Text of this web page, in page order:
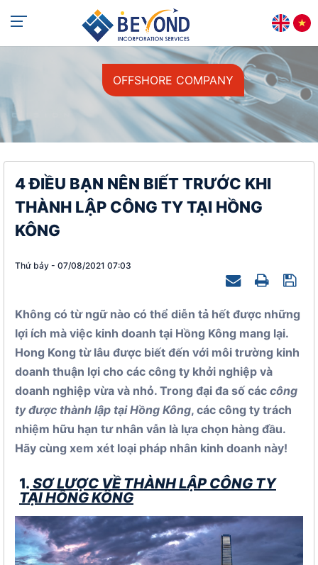
+84 813 405 565
support@beyondincorp.com
OFFSHORE COMPANY
4 ĐIỀU BẠN NÊN BIẾT TRƯỚC KHI
THÀNH LẬP CÔNG TY TẠI HỒNG
KÔNG
Thứ bảy - 07/08/2021 07:03
Không có từ ngữ nào có thể diễn tả hết được những
lợi ích mà việc kinh doanh tại Hồng Kông mang lại.
Hong Kong từ lâu được biết đến với môi trường kinh
doanh thuận lợi cho các công ty khởi nghiệp và
doanh nghiệp vừa và nhỏ. Trong đại đa số các công
ty được thành lập tại Hồng Kông, các công ty trách
nhiệm hữu hạn tư nhân vẫn là lựa chọn hàng đầu.
Hãy cùng xem xét loại pháp nhân kinh doanh này!
1. SƠ LƯỢC VỀ THÀNH LẬP CÔNG TY
TẠI HỒNG KÔNG